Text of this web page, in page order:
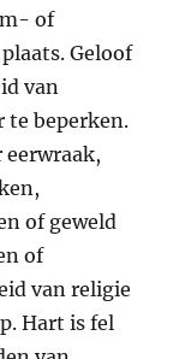
of
Geloof
van
te beperken.
eerwraak,
of geweld
of
van religie
Hart is fel